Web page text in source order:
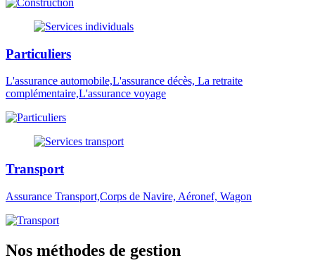
Particuliers
L'assurance automobile,L'assurance décès, La retraite
complémentaire,L'assurance voyage
Transport
Assurance Transport,Corps de Navire, Aéronef, Wagon
Nos méthodes de gestion